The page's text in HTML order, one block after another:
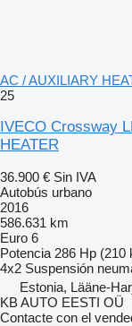
AC / AUXILIARY
25
IVECO Crossway
HEATER
36.900 € Sin IVA
Autobús urbano
2016
586.631 km
Euro 6
Potencia 286 Hp (210
4x2 Suspensión
Estonia, Lääne-
KB AUTO EESTI OÜ
Contacte con el